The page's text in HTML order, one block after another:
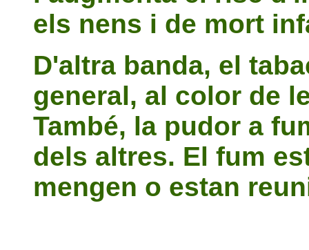
els nens i de mort
D'altra banda, el
general, al color de
També, la pudor a
dels altres. El fum
mengen o estan